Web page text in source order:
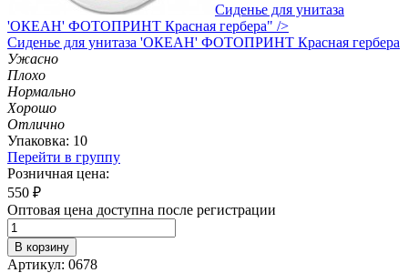
Сиденье для унитаза
'ОКЕАН' ФОТОПРИНТ Красная гербера" />
Сиденье для унитаза 'ОКЕАН' ФОТОПРИНТ Красная гербера
Ужасно
Плохо
Нормально
Хорошо
Отлично
Упаковка: 10
Перейти в группу
Розничная цена:
550 ₽
Оптовая цена доступна после регистрации
В корзину
Артикул: 0678